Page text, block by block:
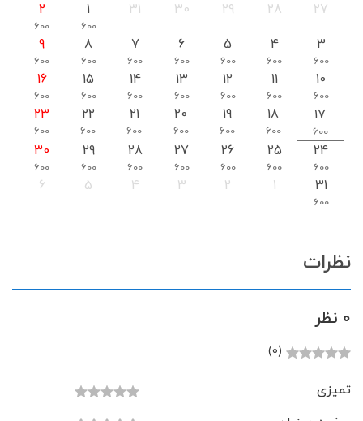
27
28
29
30
31
1
600
2
600
3
600
4
600
5
600
6
600
7
600
8
600
9
600
10
600
11
600
12
600
13
600
14
600
15
600
16
600
17
600
18
600
19
600
20
600
21
600
22
600
23
600
24
600
25
600
26
600
27
600
28
600
29
600
30
600
31
600
1
2
3
4
5
6
نظرات
0 نظر
(0)
تمیزی